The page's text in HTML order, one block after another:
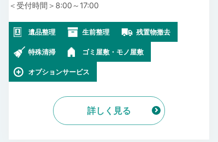
＜受付時間＞8:00～17:00
遺品整理 生前整理 残置物撤去
特殊清掃 ゴミ屋敷・モノ屋敷
オプションサービス
詳しく見る